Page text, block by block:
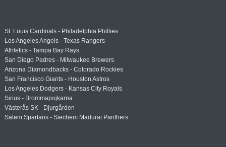
St. Louis Cardinals - Philadelphia Phillies
Los Angeles Angels - Texas Rangers
Athletics - Tampa Bay Rays
San Diego Padres - Milwaukee Brewers
Arizona Diamondbacks - Colorado Rockies
San Francisco Giants - Houston Astros
Los Angeles Dodgers - Kansas City Royals
Sirius - Brommapojkarna
Västerås SK - Djurgården
Salem Spartans - Siechem Madurai Panthers